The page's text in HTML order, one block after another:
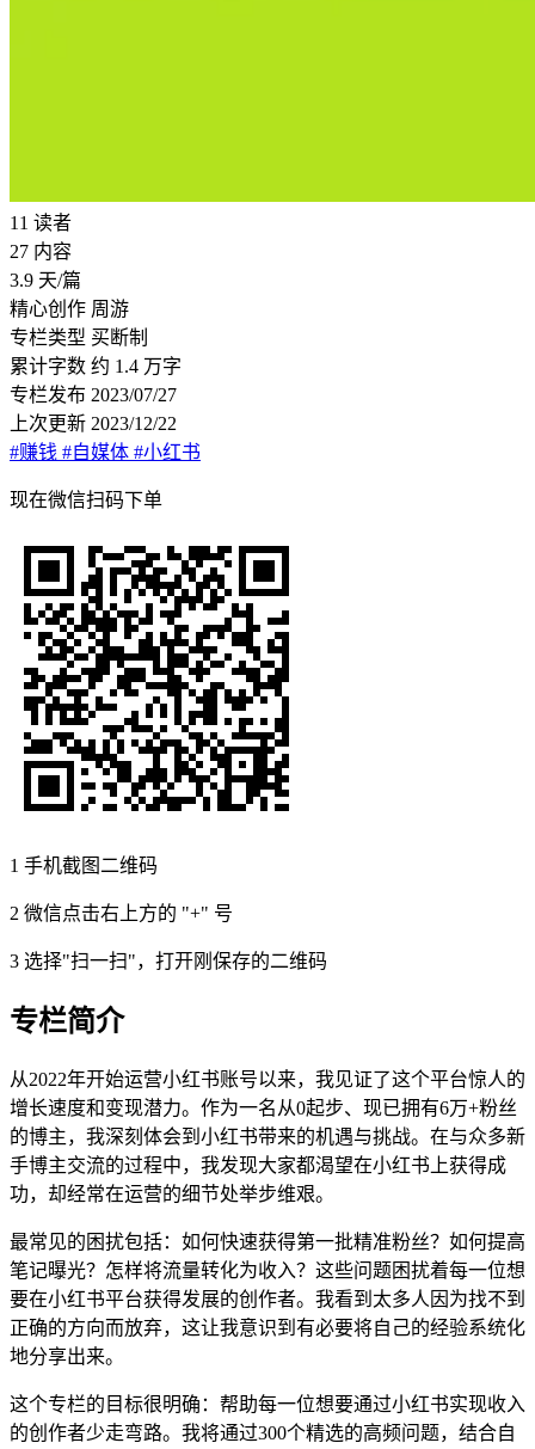
11 读者
27 内容
3.9 天/篇
精心创作 周游
专栏类型 买断制
累计字数 约 1.4 万字
专栏发布 2023/07/27
上次更新 2023/12/22
#赚钱 #自媒体 #小红书
现在微信扫码下单
1 手机截图二维码
2 微信点击右上方的 "+" 号
3 选择"扫一扫"，打开刚保存的二维码
专栏简介
从2022年开始运营小红书账号以来，我见证了这个平台惊人的
增长速度和变现潜力。作为一名从0起步、现已拥有6万+粉丝
的博主，我深刻体会到小红书带来的机遇与挑战。在与众多新
手博主交流的过程中，我发现大家都渴望在小红书上获得成
功，却经常在运营的细节处举步维艰。
最常见的困扰包括：如何快速获得第一批精准粉丝？如何提高
笔记曝光？怎样将流量转化为收入？这些问题困扰着每一位想
要在小红书平台获得发展的创作者。我看到太多人因为找不到
正确的方向而放弃，这让我意识到有必要将自己的经验系统化
地分享出来。
这个专栏的目标很明确：帮助每一位想要通过小红书实现收入
的创作者少走弯路。我将通过300个精选的高频问题，结合自